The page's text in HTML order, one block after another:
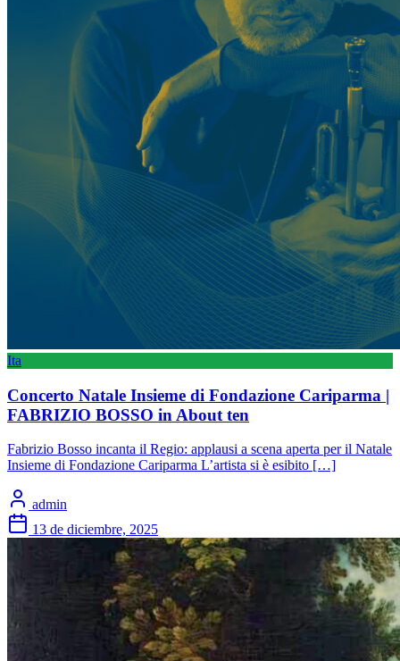
Ita
Concerto Natale Insieme di Fondazione Cariparma |
FABRIZIO BOSSO in About ten
Fabrizio Bosso incanta il Regio: applausi a scena aperta per il Natale
Insieme di Fondazione Cariparma L’artista si è esibito […]
admin
13 de diciembre, 2025